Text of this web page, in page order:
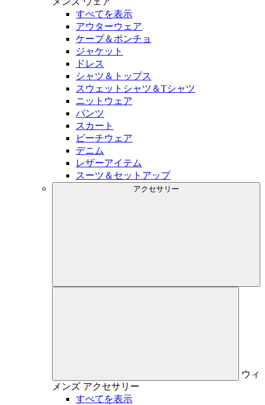
すべてを表示
アウターウェア
ケープ＆ポンチョ
ジャケット
ドレス
シャツ＆トップス
スウェットシャツ＆Tシャツ
ニットウェア
パンツ
スカート
ビーチウェア
デニム
レザーアイテム
スーツ＆セットアップ
アクセサリー
ウィ
メンズ アクセサリー
すべてを表示